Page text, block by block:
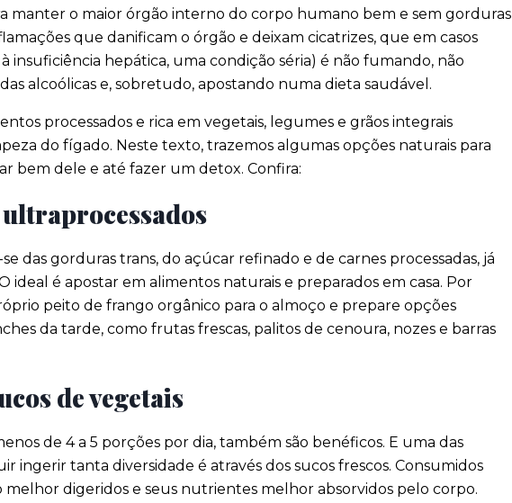
manter o maior órgão interno do corpo humano bem e sem gorduras
que danificam o órgão e deixam cicatrizes, que em casos
insuficiência hepática, uma condição séria) é não fumando, não
alcoólicas e, sobretudo, apostando numa dieta saudável.
processados ​​e rica em vegetais, legumes e grãos integrais
do fígado. Neste texto, trazemos algumas opções naturais para
bem dele e até fazer um detox. Confira:
das gorduras trans, do açúcar refinado e de carnes processadas, já
ideal é apostar em alimentos naturais e preparados em casa. Por
peito de frango orgânico para o almoço e prepare opções
da tarde, como frutas frescas, palitos de cenoura, nozes e barras
de vegetais
de 4 a 5 porções por dia, também são benéficos. E uma das
ingerir tanta diversidade é através dos sucos frescos. Consumidos
melhor digeridos e seus nutrientes melhor absorvidos pelo corpo.